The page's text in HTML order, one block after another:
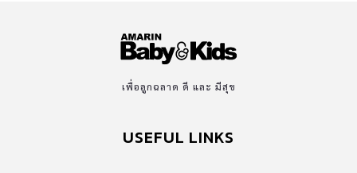
เพื่อลูกฉลาด ดี และ มีสุข
USEFUL LINKS